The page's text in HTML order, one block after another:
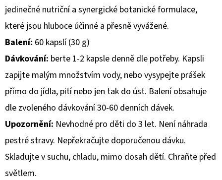
jedinečné nutriční a synergické botanické formulace,
které jsou hluboce účinné a přesně vyvážené.
Balení: 60 kapslí (30 g)
Dávkování: berte 1-2 kapsle denně dle potřeby. Kapsli
zapijte malým množstvím vody, nebo vysypejte prášek
přímo do jídla, pití nebo jen tak do úst. Balení obsahuje
dle zvoleného dávkování 30-60 denních dávek.
Upozornění: Nevhodné pro děti do 3 let. Není náhrada
pestré stravy. Nepřekračujte doporučenou dávku.
Skladujte v suchu, chladu, mimo dosah dětí. Chraňte před
světlem.